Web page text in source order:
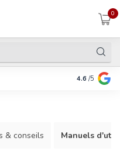
0
Payer en 3
4.6 /5
& conseils Manuels